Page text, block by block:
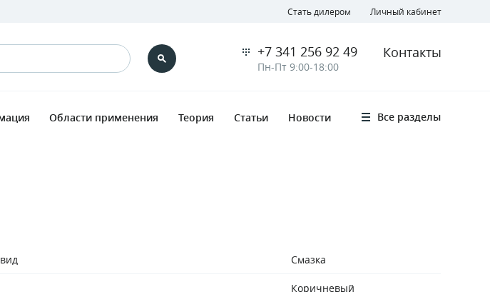
Стать дилером Личный кабинет
+7 341 256 92 49
Пн-Пт 9:00-18:00
Контакты
Области применения Теория Статьи Новости Все разделы
Смазка
Коричневый